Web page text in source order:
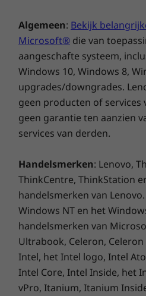
View voor Zoom kun je
aan het werk. Met een
cameraklepje, een knop
dempen en een veilige
zes cijfers biedt het
privacy, zowel tijdens als
Service op maat voor
resultaten
Algemeen: Bekijk
Microsoft® die van
aangeschafte systeem,
Windows 10, Windows 8,
upgrades/downgrades.
geen producten of services
geen garantie ten aanzien
services van derden.
Handelsmerken: Lenovo,
ThinkCentre, ThinkStation
handelsmerken van
Windows NT en het
handelsmerken van
Ultrabook, Celeron,
Intel, het Intel logo, Intel
Intel Core, Intel Inside, het
vPro, Itanium, Itanium